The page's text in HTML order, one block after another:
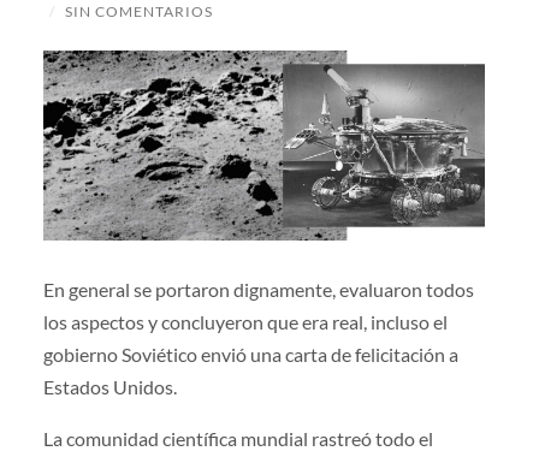
/ SIN COMENTARIOS
En general se portaron dignamente, evaluaron todos
los aspectos y concluyeron que era real, incluso el
gobierno Soviético envió una carta de felicitación a
Estados Unidos.
La comunidad científica mundial rastreó todo el